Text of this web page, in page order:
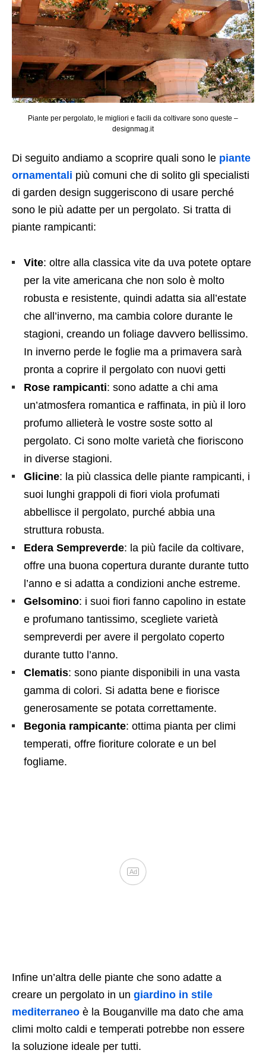
Piante per pergolato, le migliori e facili da coltivare sono queste –
designmag.it
Di seguito andiamo a scoprire quali sono le piante
ornamentali più comuni che di solito gli specialisti
di garden design suggeriscono di usare perché
sono le più adatte per un pergolato. Si tratta di
piante rampicanti:
Vite: oltre alla classica vite da uva potete optare
per la vite americana che non solo è molto
robusta e resistente, quindi adatta sia all’estate
che all’inverno, ma cambia colore durante le
stagioni, creando un foliage davvero bellissimo.
In inverno perde le foglie ma a primavera sarà
pronta a coprire il pergolato con nuovi getti
Rose rampicanti: sono adatte a chi ama
un’atmosfera romantica e raffinata, in più il loro
profumo allieterà le vostre soste sotto al
pergolato. Ci sono molte varietà che fioriscono
in diverse stagioni.
Glicine: la più classica delle piante rampicanti, i
suoi lunghi grappoli di fiori viola profumati
abbellisce il pergolato, purché abbia una
struttura robusta.
Edera Sempreverde: la più facile da coltivare,
offre una buona copertura durante durante tutto
l’anno e si adatta a condizioni anche estreme.
Gelsomino: i suoi fiori fanno capolino in estate
e profumano tantissimo, scegliete varietà
sempreverdi per avere il pergolato coperto
durante tutto l’anno.
Clematis: sono piante disponibili in una vasta
gamma di colori. Si adatta bene e fiorisce
generosamente se potata correttamente.
Begonia rampicante: ottima pianta per climi
temperati, offre fioriture colorate e un bel
fogliame.
Ad
Infine un’altra delle piante che sono adatte a
creare un pergolato in un giardino in stile
mediterraneo è la Bouganville ma dato che ama
climi molto caldi e temperati potrebbe non essere
la soluzione ideale per tutti.